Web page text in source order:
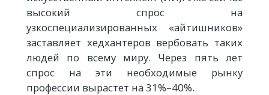
высокий спрос на
узкоспециализированных «айтишников»
заставляет хедхантеров вербовать таких
людей по всему миру. Через пять лет
спрос на эти необходимые рынку
профессии вырастет на 31%–40%.